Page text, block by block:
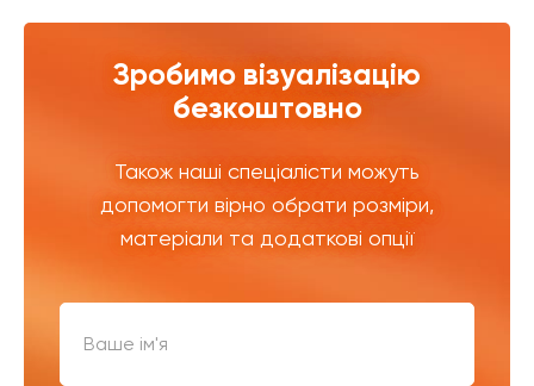
Зробимо візуалізацію
безкоштовно
Також наші спеціалісти можуть
допомогти вірно обрати розміри,
матеріали та додаткові опції